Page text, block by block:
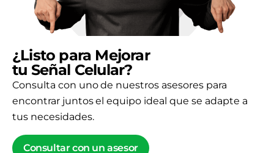
¿Listo para Mejorar
tu Señal Celular?
Consulta con uno de nuestros asesores para
encontrar juntos el equipo ideal que se adapte a
tus necesidades.
Consultar con un asesor